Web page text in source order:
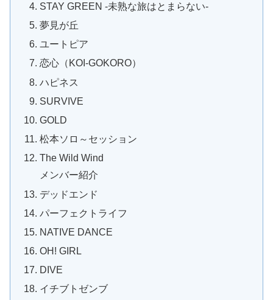
STAY GREEN -未熟な旅はとまらない-
夢見が丘
ユートピア
恋心（KOI-GOKORO）
ハピネス
SURVIVE
GOLD
松本ソロ～セッション
The Wild Wind
メンバー紹介
デッドエンド
パーフェクトライフ
NATIVE DANCE
OH! GIRL
DIVE
イチブトゼンブ